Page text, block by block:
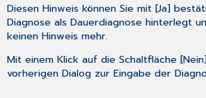
Neues
aus
der
Welt!
4.1
Diesen Hinweis können Sie mit [Ja]
Diagnose als Dauerdiagnose hinterlegt
keinen Hinweis mehr.
Mit einem Klick auf die Schaltfläche
vorherigen Dialog zur Eingabe der